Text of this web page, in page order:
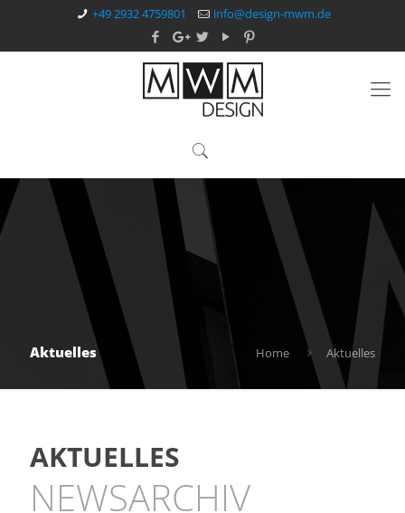
+49 2932 4759801 info@design-mwm.de
Aktuelles Home Aktuelles
AKTUELLES
NEWSARCHIV